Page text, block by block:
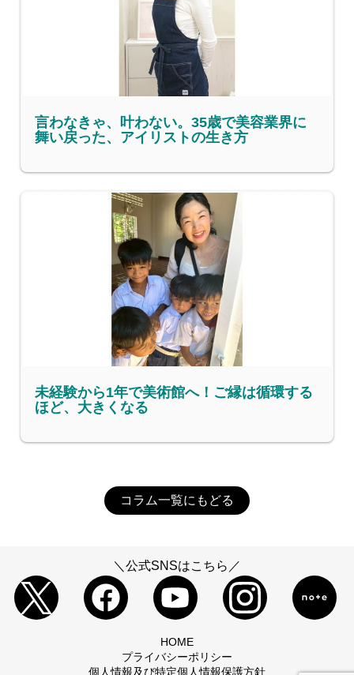
言わなきゃ、叶わない。35歳で美容業界に
舞い戻った、アイリストの生き方
未経験から1年で美術館へ！ご縁は循環する
ほど、大きくなる
コラム一覧にもどる
＼公式SNSはこちら／
HOME
プライバシーポリシー
個人情報及び特定個人情報保護方針